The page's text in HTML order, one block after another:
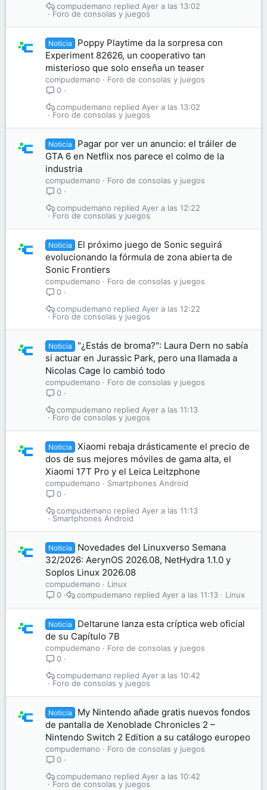
Foro de consolas y juegos
Ayer a las 13:02
compudemano
Noticia
Poppy Playtime da la sorpresa con
Experiment 82626, un cooperativo tan
misterioso que solo enseña un teaser
compudemano
Foro de consolas y juegos
0
Foro de consolas y juegos
Ayer a las 13:02
compudemano
Noticia
Pagar por ver un anuncio: el tráiler de
GTA 6 en Netflix nos parece el colmo de la
industria
compudemano
Foro de consolas y juegos
0
Foro de consolas y juegos
Ayer a las 12:22
compudemano
Noticia
El próximo juego de Sonic seguirá
evolucionando la fórmula de zona abierta de
Sonic Frontiers
compudemano
Foro de consolas y juegos
0
Foro de consolas y juegos
Ayer a las 12:22
compudemano
Noticia
"¿Estás de broma?": Laura Dern no sabía
si actuar en Jurassic Park, pero una llamada a
Nicolas Cage lo cambió todo
compudemano
Foro de consolas y juegos
0
Foro de consolas y juegos
Ayer a las 11:13
compudemano
Noticia
Xiaomi rebaja drásticamente el precio de
dos de sus mejores móviles de gama alta, el
Xiaomi 17T Pro y el Leica Leitzphone
compudemano
Smartphones Android
0
Smartphones Android
Ayer a las 11:13
compudemano
Noticia
Novedades del Linuxverso Semana
32/2026: AerynOS 2026.08, NetHydra 1.1.0 y
Soplos Linux 2026.08
compudemano
Linux
0
Linux
Ayer a las 11:13
compudemano
Noticia
Deltarune lanza esta críptica web oficial
de su Capítulo 7B
compudemano
Foro de consolas y juegos
0
Foro de consolas y juegos
Ayer a las 10:42
compudemano
Noticia
My Nintendo añade gratis nuevos fondos
de pantalla de Xenoblade Chronicles 2 –
Nintendo Switch 2 Edition a su catálogo europeo
compudemano
Foro de consolas y juegos
0
Foro de consolas y juegos
Ayer a las 10:42
compudemano